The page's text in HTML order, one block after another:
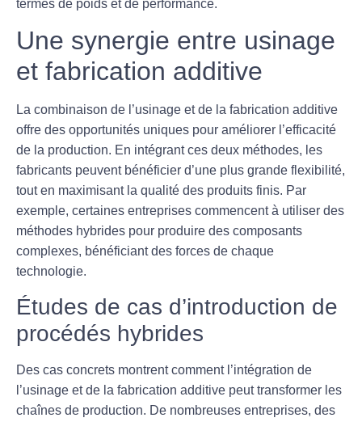
termes de poids et de performance.
Une synergie entre usinage
et fabrication additive
La combinaison de l’usinage et de la fabrication additive
offre des opportunités uniques pour améliorer l’efficacité
de la production. En intégrant ces deux méthodes, les
fabricants peuvent bénéficier d’une plus grande flexibilité,
tout en maximisant la qualité des produits finis. Par
exemple, certaines entreprises commencent à utiliser des
méthodes hybrides pour produire des composants
complexes, bénéficiant des forces de chaque
technologie.
Études de cas d’introduction de
procédés hybrides
Des cas concrets montrent comment l’intégration de
l’usinage et de la fabrication additive peut transformer les
chaînes de production. De nombreuses entreprises, des